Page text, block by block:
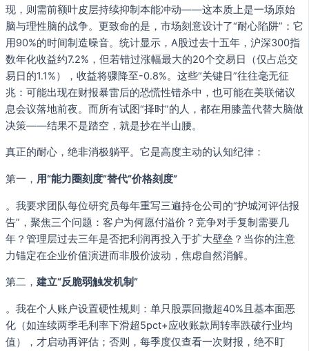
现，则需前额叶皮层持续抑制本能冲动——这本质上是一场原始
脑与理性脑的战争。更致命的是，市场刻意设计了“耐心陷阱”：它
用90%的时间制造噪音。统计显示，A股过去十五年，沪深300指
数年化收益约7.2%，但若错过涨幅最大的20个交易日（仅占总交
易日的1.1%），收益将骤降至-0.8%。这些“关键日”往往毫无征
兆：可能出现在财报暴雷后的恐慌性错杀中，也可能在美联储议
息会议落地前夜。而所有试图“择时”的人，都在用膝盖代替大脑做
决策——结果不是踏空，就是抄在半山腰。
真正的耐心，绝非消极躺平。它是高度主动的认知纪律：
第一， 用“能力圈刻度”替代“价格刻度”
。我要求团队每位研究员每年重写三遍持仓公司的“护城河评估报
告”，聚焦三个问题：客户为何愿付溢价？竞争对手复制需要几
年？管理层过去三年是否把利润再投入于扩大壁垒？当你的注意
力锚定在企业价值演进而非股价波动，焦虑自然消解。
第二， 建立“反脆弱触发机制”
。我在个人账户设置硬性规则：单只股票回撤超40%且基本面恶
化（如连续两季毛利率下滑超5pct+应收账款周转率跌破行业均
值），才启动再评估；否则，每季度仅查看一次财报，绝不盯